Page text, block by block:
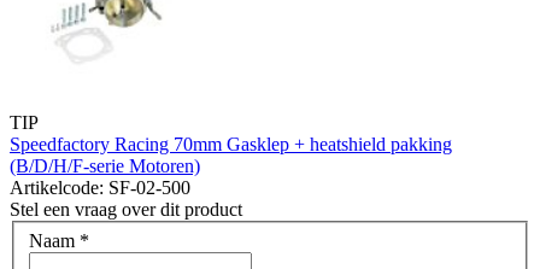
TIP
Speedfactory Racing 70mm Gasklep + heatshield pakking
(B/D/H/F-serie Motoren)
Artikelcode: SF-02-500
Stel een vraag over dit product
Naam *